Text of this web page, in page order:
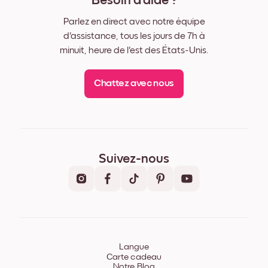
Parlez en direct avec notre équipe
d'assistance, tous les jours de 7h à
minuit, heure de l'est des États-Unis.
Chattez avec nous
Suivez-nous
Langue
Carte cadeau